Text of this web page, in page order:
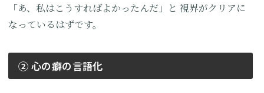
「あ、私はこうすればよかったんだ」と 視界がクリアに
なっているはずです。
② 心の癖の言語化